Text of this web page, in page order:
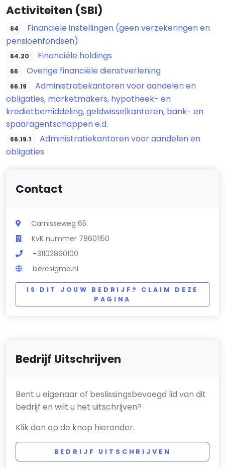
Activiteiten (SBI)
64
Financiële instellingen (geen verzekeringen en
pensioenfondsen)
64.20 Financiële holdings
66 Overige financiële dienstverlening
66.19
Administratiekantoren voor aandelen en
obligaties, marketmakers, hypotheek- en
kredietbemiddeling, geldwisselkantoren, bank- en
spaaragentschappen e.d.
66.19.1
Administratiekantoren voor aandelen en
obligaties
Contact
Carnisseweg 65
KvK nummer 78601150
+31102860100
iseresigma.nl
IS DIT JOUW BEDRIJF? CLAIM DEZE
PAGINA
Bedrijf Uitschrijven
Bent u eigenaar of beslissingsbevoegd lid van dit
bedrijf en wilt u het uitschrijven?
Klik dan op de knop hieronder.
BEDRIJF UITSCHRIJVEN